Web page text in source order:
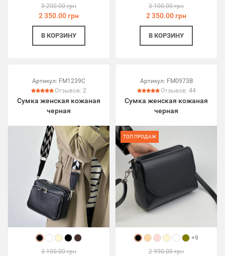
3 200.00 грн
2 350.00 грн
В КОРЗИНУ
3 100.00 грн
2 350.00 грн
В КОРЗИНУ
Артикул: FM1239C
Отзывов: 2
Сумка женская кожаная
черная
3 100.00 грн
Артикул: FM0973B
Отзывов: 44
Сумка женская кожаная
черная
ТОП ПРОДАЖ
+9
2 990.00 грн